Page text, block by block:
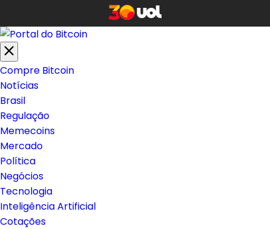
Compre Bitcoin
Notícias
Brasil
Regulação
Memecoins
Mercado
Política
Negócios
Tecnologia
Inteligência Artificial
Cotações